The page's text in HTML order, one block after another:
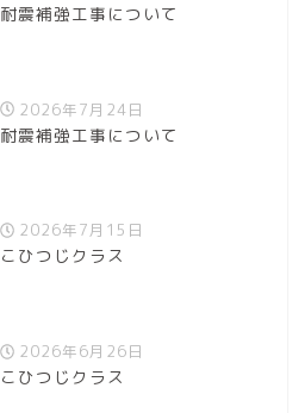
耐震補強工事について
2026年7月24日
耐震補強工事について
2026年7月15日
こひつじクラス
2026年6月26日
こひつじクラス